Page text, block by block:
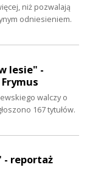
niż pozwalają
odniesieniem.
lesie" -
walczy o
167 tytułów.
- reportaż